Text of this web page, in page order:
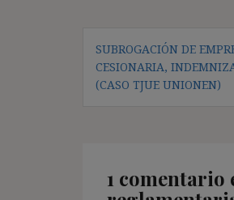
Navegación
de
entradas
SUBROGACIÓN DE
CESIONARIA,
(CASO TJUE UNIONEN)
1 comentario